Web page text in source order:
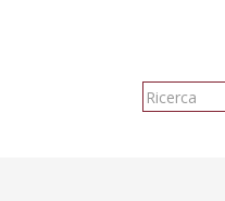
Form